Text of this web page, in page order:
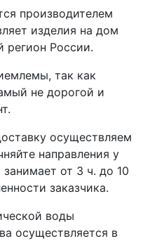
производителем
изделия на дом
регион России.
так как
не дорогой и
осуществляем
направления у
от 3 ч. до 10
заказчика.
воды
осуществляется в